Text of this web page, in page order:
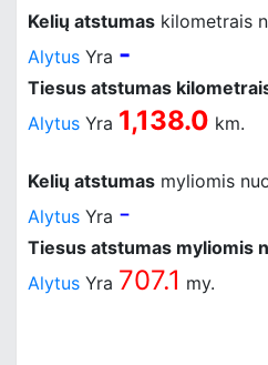
Kelių atstumas kilometrais
Alytus Yra -
Tiesus atstumas
Alytus Yra 1,138.0 km.
Kelių atstumas myliomis
Alytus Yra -
Tiesus atstumas myliomis
Alytus Yra 707.1 my.